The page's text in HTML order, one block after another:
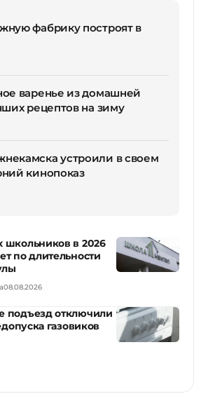
фабрику построят в
варенье из домашней
рецептов на зиму
устроили в своем
кинопоказ
школьников в 2026
по длительности
08.08.2026
подъезд отключили
газовиков